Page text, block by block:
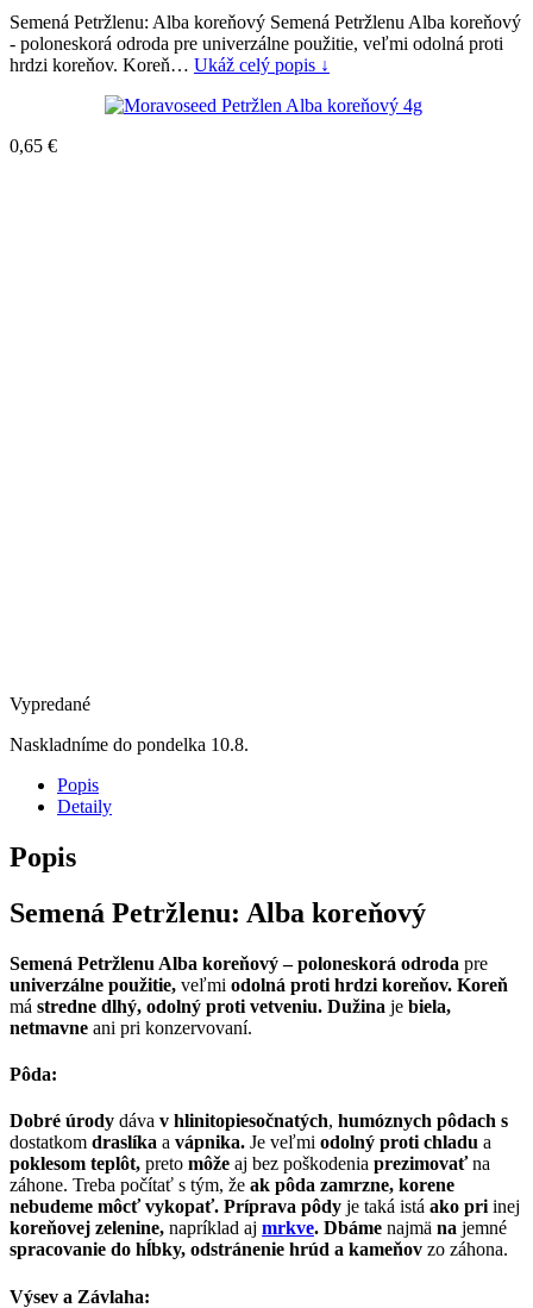
Semená Petržlenu: Alba koreňový Semená Petržlenu Alba koreňový
- poloneskorá odroda pre univerzálne použitie, veľmi odolná proti
hrdzi koreňov. Koreň… Ukáž celý popis ↓
0,65 €
Vypredané
Naskladníme do pondelka 10.8.
Popis
Detaily
Popis
Semená Petržlenu: Alba koreňový
Semená Petržlenu Alba koreňový – poloneskorá odroda pre
univerzálne použitie, veľmi odolná proti hrdzi koreňov. Koreň
má stredne dlhý, odolný proti vetveniu. Dužina je biela,
netmavne ani pri konzervovaní.
Pôda:
Dobré úrody dáva v hlinitopiesočnatých, humóznych pôdach s
dostatkom draslíka a vápnika. Je veľmi odolný proti chladu a
poklesom teplôt, preto môže aj bez poškodenia prezimovaťna
záhone. Treba počítať s tým, že ak pôda zamrzne, korene
nebudeme môcť vykopať. Príprava pôdy je taká istá ako priinej
koreňovej zelenine, napríklad aj mrkve. Dbáme najmä na jemné
spracovanie do hĺbky, odstránenie hrúd a kameňov zo záhona.
Výsev a Závlaha: